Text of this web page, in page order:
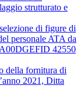
strutturato e
di figure di
personale ATA da
42550
della fornitura di
2021, Ditta